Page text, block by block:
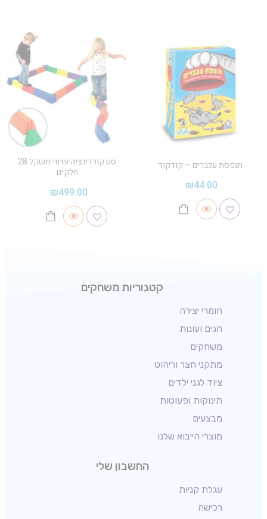
תופסת עכברים – קודקוד
₪44.00
סט קורדינציה שיווי משקל 28
חלקים
₪499.00
קטגוריות משחקים
חומרי יצירה
חגים ועונות
משחקים
מתקני חצר וריהוט
ציוד לגני ילדים
תינוקות ופעוטות
מבצעים
מוצרי הייבוא שלנו
החשבון שלי
עגלת קניות
רכישה